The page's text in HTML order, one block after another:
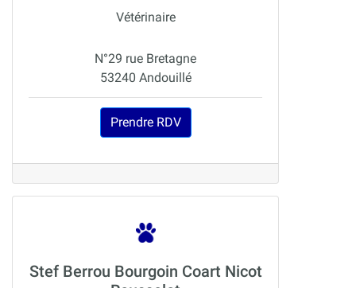
Vétérinaire
N°29 rue Bretagne
53240 Andouillé
Prendre RDV
Stef Berrou Bourgoin Coart Nicot